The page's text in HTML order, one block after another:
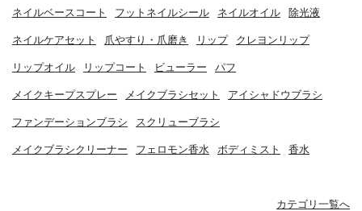
ネイルベースコート フットネイルシール ネイルオイル 除光液
ネイルケアセット 爪やすり・爪磨き リップ クレヨンリップ
リップオイル リップコート ビューラー パフ
メイクキープスプレー メイクブラシセット アイシャドウブラシ
ファンデーションブラシ スクリューブラシ
メイクブラシクリーナー フェロモン香水 ボディミスト 香水
カテゴリ一覧へ